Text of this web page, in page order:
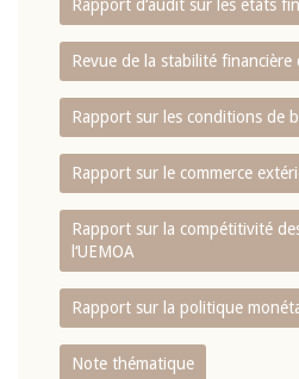
Rapport d‘audit sur les états
Revue de la stabilité financière
Rapport sur les conditions de
Rapport sur le commerce
Rapport sur la compétitivité
l‘UEMOA
Rapport sur la politique
Note thématique